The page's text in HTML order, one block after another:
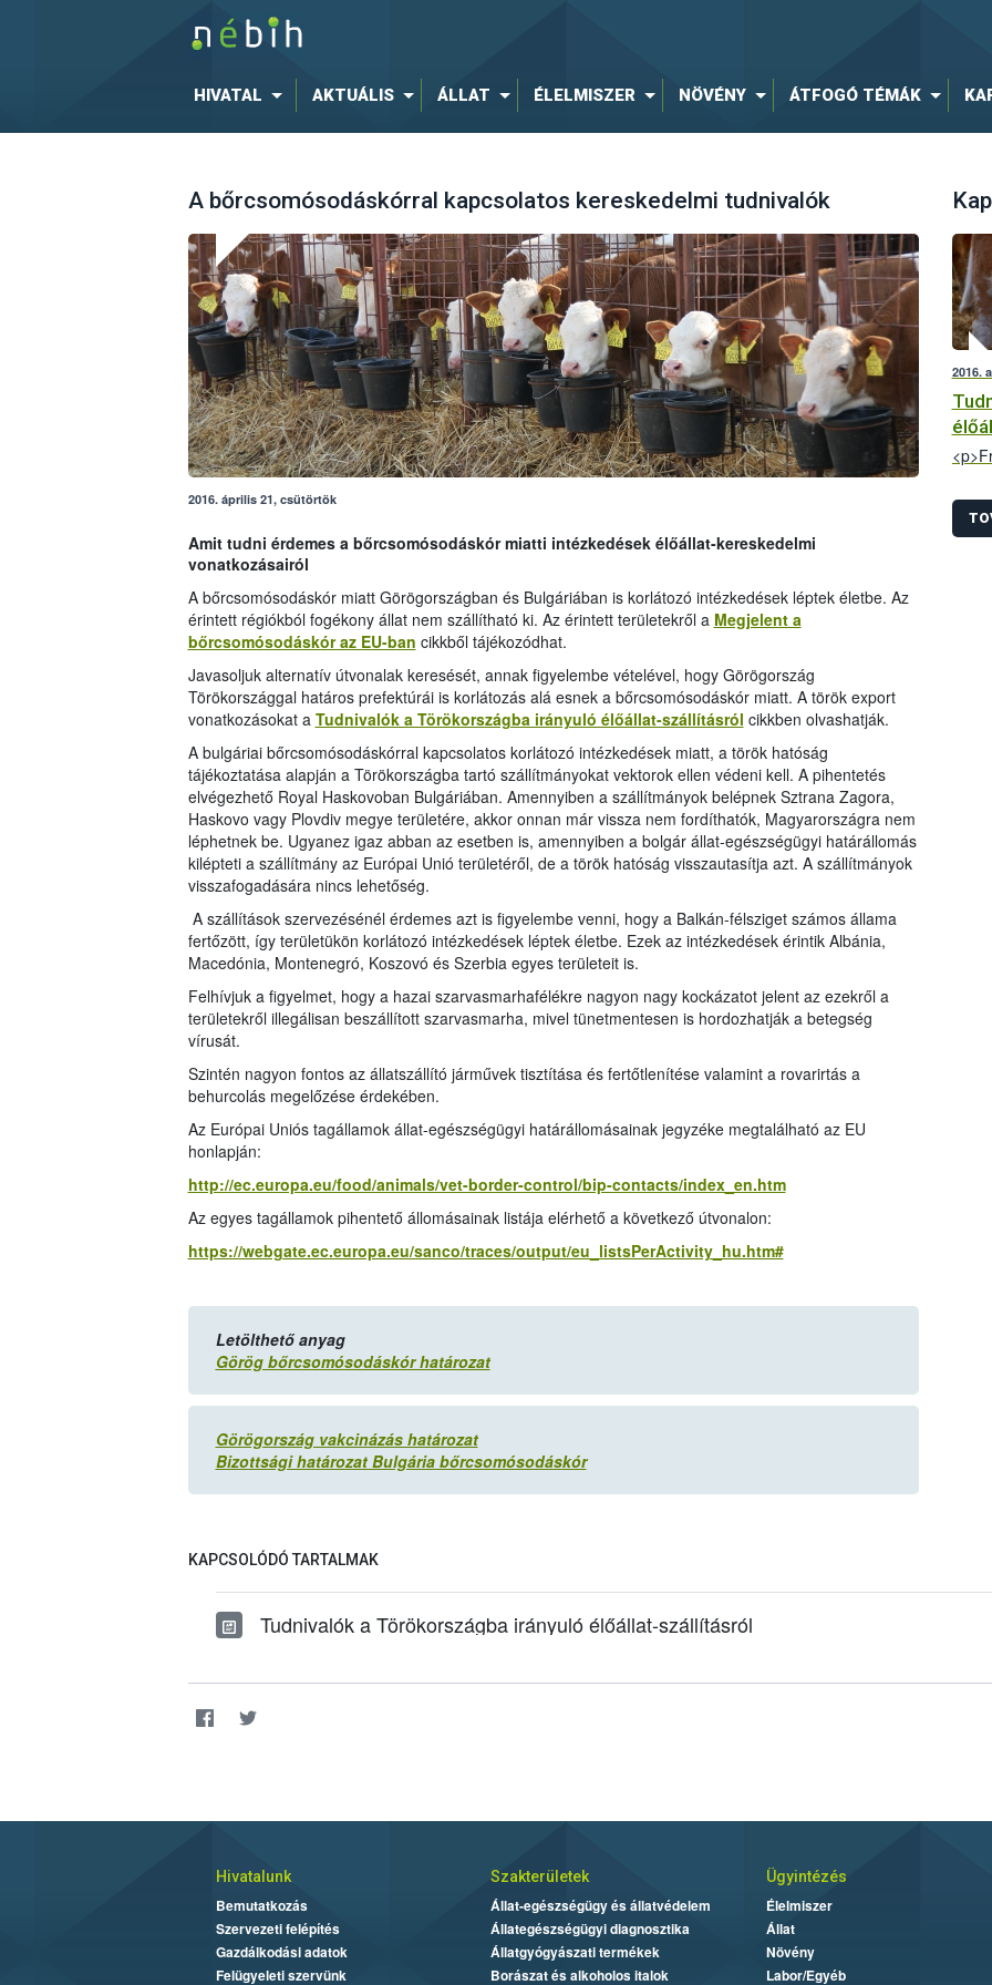
HIVATAL AKTUÁLIS ÁLLAT ÉLELMISZER NÖVÉNY ÁTFOGÓ TÉMÁK
A bőrcsomósodáskórral kapcsolatos kereskedelmi tudnivalók
2016. április 21, csütörtök
Amit tudni érdemes a bőrcsomósodáskór miatti intézkedések élőállat-kereskedelmi
vonatkozásairól
A bőrcsomósodáskór miatt Görögországban és Bulgáriában is korlátozó intézkedések léptek életbe. Az
érintett régiókból fogékony állat nem szállítható ki. Az érintett területekről a Megjelent a
bőrcsomósodáskór az EU-ban cikkből tájékozódhat.
Javasoljuk alternatív útvonalak keresését, annak figyelembe vételével, hogy Görögország
Törökországgal határos prefektúrái is korlátozás alá esnek a bőrcsomósodáskór miatt. A török export
vonatkozásokat a Tudnivalók a Törökországba irányuló élőállat-szállításról cikkben olvashatják.
A bulgáriai bőrcsomósodáskórral kapcsolatos korlátozó intézkedések miatt, a török hatóság
tájékoztatása alapján a Törökországba tartó szállítmányokat vektorok ellen védeni kell. A pihentetés
elvégezhető Royal Haskovoban Bulgáriában. Amennyiben a szállítmányok belépnek Sztrana Zagora,
Haskovo vagy Plovdiv megye területére, akkor onnan már vissza nem fordíthatók, Magyarországra nem
léphetnek be. Ugyanez igaz abban az esetben is, amennyiben a bolgár állat-egészségügyi határállomás
kilépteti a szállítmány az Európai Unió területéről, de a török hatóság visszautasítja azt. A szállítmányok
visszafogadására nincs lehetőség.
A szállítások szervezésénél érdemes azt is figyelembe venni, hogy a Balkán-félsziget számos állama
fertőzött, így területükön korlátozó intézkedések léptek életbe. Ezek az intézkedések érintik Albánia,
Macedónia, Montenegró, Koszovó és Szerbia egyes területeit is.
Felhívjuk a figyelmet, hogy a hazai szarvasmarhafélékre nagyon nagy kockázatot jelent az ezekről a
területekről illegálisan beszállított szarvasmarha, mivel tünetmentesen is hordozhatják a betegség
vírusát.
Szintén nagyon fontos az állatszállító járművek tisztítása és fertőtlenítése valamint a rovarirtás a
behurcolás megelőzése érdekében.
Az Európai Uniós tagállamok állat-egészségügyi határállomásainak jegyzéke megtalálható az EU
honlapján:
http://ec.europa.eu/food/animals/vet-border-control/bip-contacts/index_en.htm
Az egyes tagállamok pihentető állomásainak listája elérhető a következő útvonalon:
https://webgate.ec.europa.eu/sanco/traces/output/eu_listsPerActivity_hu.htm#
Letölthető anyag
Görög bőrcsomósodáskór határozat
Görögország vakcinázás határozat
Bizottsági határozat Bulgária bőrcsomósodáskór
2016.
KAPCSOLÓDÓ TARTALMAK
Tudnivalók a Törökországba irányuló élőállat-szállításról
Hivatalunk
Bemutatkozás
Szervezeti felépítés
Gazdálkodási adatok
Felügyeleti szervünk
Szakterületek
Állat-egészségügy és állatvédelem
Állategészségügyi diagnosztika
Állatgyógyászati termékek
Borászat és alkoholos italok
Ügyintézés
Élelmiszer
Állat
Növény
Labor/Egyéb